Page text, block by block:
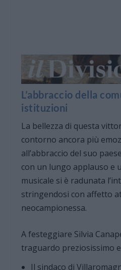
L’abbraccio della
istituzioni
La bellezza di questa
contorno ancora più
all’abbraccio del suo
con un lungo applauso e
musicale si è radunata
stringendosi con affetto
neocampionessa.
A festeggiare Silvia
traguardo preziosissimo
Il sindaco di